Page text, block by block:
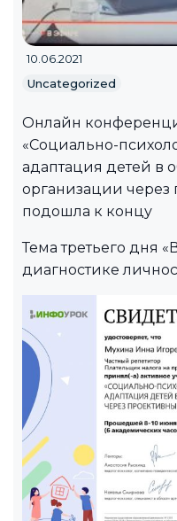
10.06.2021
Uncategorized
Онлайн
«Социально-
адаптация детей в
организации
подошла к концу
Тема третьего дня
диагностике